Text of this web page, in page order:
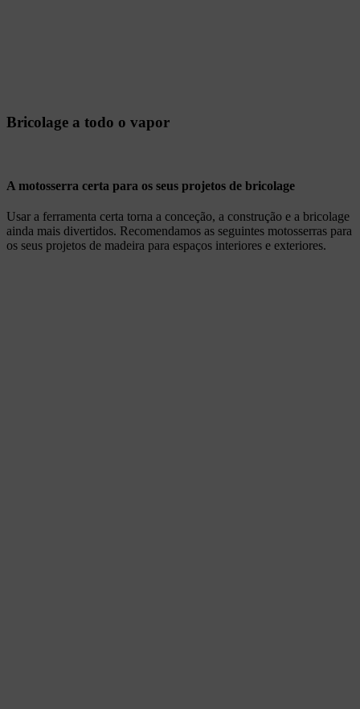
Bricolage a todo o vapor
A motosserra certa para os seus projetos de bricolage
Usar a ferramenta certa torna a conceção, a construção e a bricolage
ainda mais divertidos. Recomendamos as seguintes motosserras para
os seus projetos de madeira para espaços interiores e exteriores.